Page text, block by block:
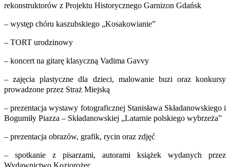
rekonstruktorów z Projektu Historycznego Garnizon Gdańsk
– występ chóru kaszubskiego „Kosakowianie”
– TORT urodzinowy
– koncert na gitarę klasyczną Vadima Gavvy
– zajęcia plastyczne dla dzieci, malowanie buzi oraz konkursy
prowadzone przez Straż Miejską
– prezentacja wystawy fotograficznej Stanisława Składanowskiego i
Bogumiły Piazza – Składanowskiej „Latarnie polskiego wybrzeża”
– prezentacja obrazów, grafik, rycin oraz zdjęć
– spotkanie z pisarzami, autorami książek wydanych przez
Wydawnictwo Koziorożec